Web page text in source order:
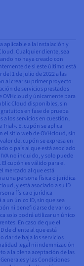
aplicable a la instalación y
Cualquier cliente, sea
no haya creado con
de si este último está
1 de julio de 2022 a las
al crear su primer proyecto
de servicios prestados
OVHcloud y únicamente para
Cloud disponibles, sin
en fase de prueba
a los servicios en cuestión,
El cupón se aplica
el sitio web de OVHcloud, sin
del cupón se expresa en
o país al que está asociado
no incluido, y solo puede
cupón es válido para el
mercado al que está
una persona física o jurídica
y está asociado a su ID
física o jurídica
un único ID, sin que sea
ni beneficiarse de varios
solo podrá utilizar un único
En caso de que el
de cliente al que está
dar de baja los servicios
legal ni indemnización
a la plena aceptación de las
y las Condiciones